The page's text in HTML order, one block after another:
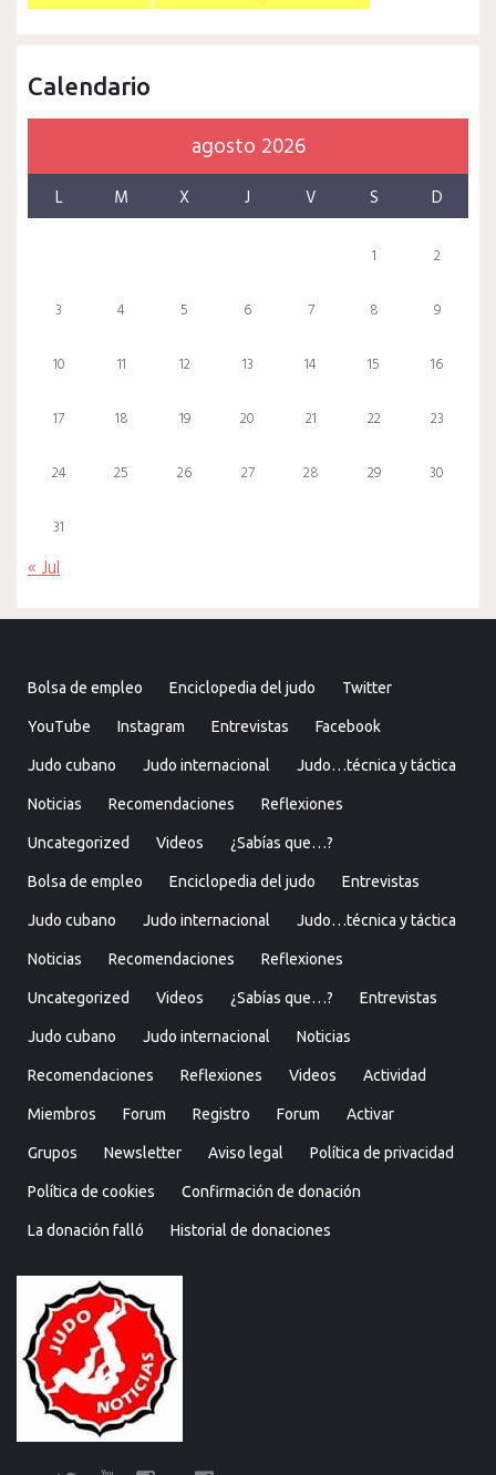
Calendario
agosto 2026
L M X J V S D
1 2
3 4 5 6 7 8 9
10 11 12 13 14 15 16
17 18 19 20 21 22 23
24 25 26 27 28 29 30
31
« Jul
Bolsa de empleo Enciclopedia del judo Twitter
YouTube Instagram Entrevistas Facebook
Judo cubano Judo internacional Judo…técnica y táctica
Noticias Recomendaciones Reflexiones
Uncategorized Videos ¿Sabías que…?
Bolsa de empleo Enciclopedia del judo Entrevistas
Judo cubano Judo internacional Judo…técnica y táctica
Noticias Recomendaciones Reflexiones
Uncategorized Videos ¿Sabías que…? Entrevistas
Judo cubano Judo internacional Noticias
Recomendaciones Reflexiones Videos Actividad
Miembros Forum Registro Forum Activar
Grupos Newsletter Aviso legal Política de privacidad
Política de cookies Confirmación de donación
La donación falló Historial de donaciones